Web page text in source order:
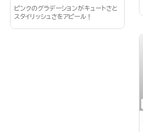
ピンクのグラデーションがキュートさと
スタイリッシュさをアピール！